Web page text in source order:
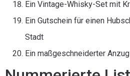
Ein Vintage-Whisky-Set mit
Ein Gutschein für einen
Stadt
Ein maßgeschneiderter